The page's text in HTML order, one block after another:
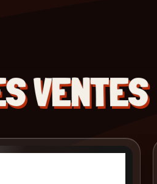
VENTES